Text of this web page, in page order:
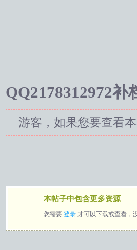
QQ2178312972补
游客，如果您要查看
本帖子中包含更多资源
您需要 登录 才可以下载或查看，